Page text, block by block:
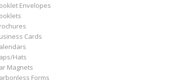
Envelopes
Cards
Hats
Magnets
Forms